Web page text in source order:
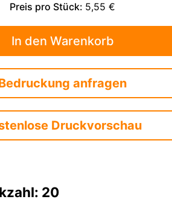
Preis pro Stück: 5,55 €
anfragen
Druckvorschau
20